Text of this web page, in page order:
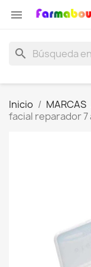

search
Inicio MARCAS
facial reparador 7